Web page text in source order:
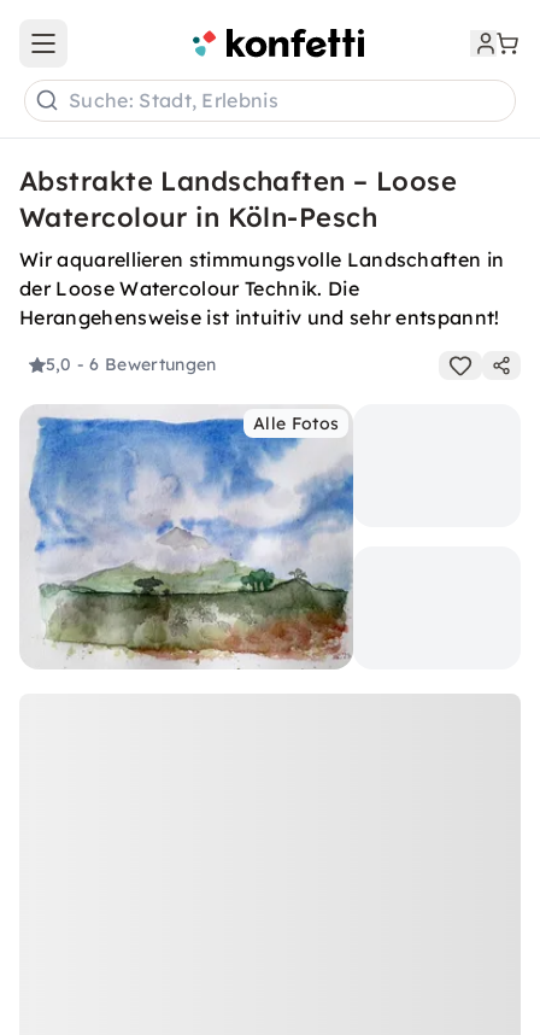
Open main menu
Suche: Stadt, Erlebnis
Abstrakte Landschaften – Loose
Watercolour in Köln-Pesch
Wir aquarellieren stimmungsvolle Landschaften in
der Loose Watercolour Technik. Die
Herangehensweise ist intuitiv und sehr entspannt!
5,0 - 6 Bewertungen
Alle Fotos